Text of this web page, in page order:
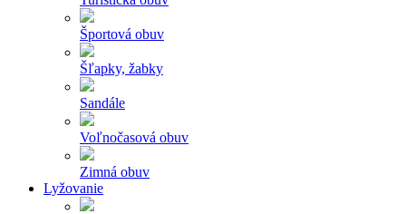
Športová obuv
Šľapky, žabky
Sandále
Voľnočasová obuv
Zimná obuv
Lyžovanie